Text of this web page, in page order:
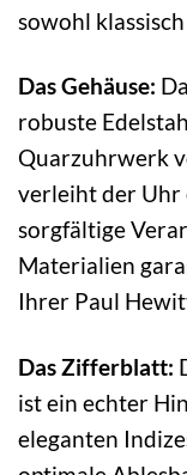
sowohl
Das Gehäuse:
robuste
Quarzuhrwerk
verleiht der Uhr
sorgfältige
Materialien
Ihrer Paul
Das Zifferblatt:
ist ein echter
eleganten